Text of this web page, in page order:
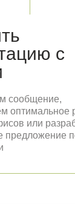
с
сообщение,
оптимальное
или
предложение